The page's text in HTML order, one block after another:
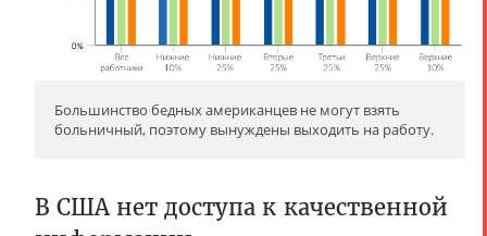
Большинство бедных американцев не могут взять
больничный, поэтому вынуждены выходить на работу.
В США нет доступа к качественной